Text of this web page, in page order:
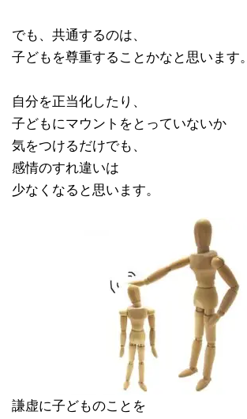
でも、共通するのは、
子どもを尊重することかなと思います。
自分を正当化したり、
子どもにマウントをとっていないか
気をつけるだけでも、
感情のすれ違いは
少なくなると思います。
謙虚に子どものことを